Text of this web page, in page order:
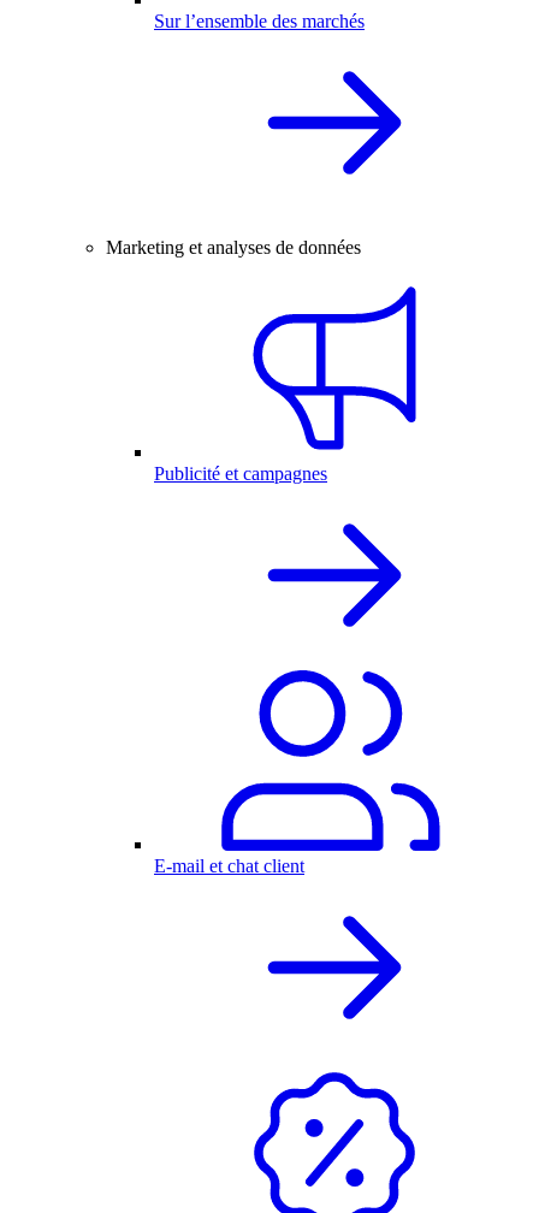
Sur l’ensemble des marchés
Marketing et analyses de données
Publicité et campagnes
E-mail et chat client